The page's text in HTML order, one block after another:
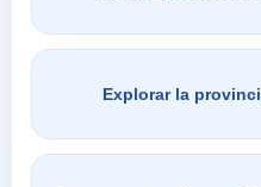
Explorar la